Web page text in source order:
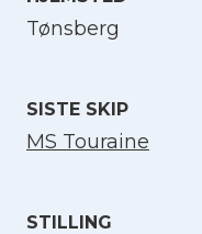
Tønsberg
SISTE SKIP
MS Touraine
STILLING